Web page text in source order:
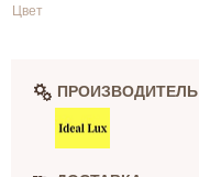
Цвет
ПРОИЗВОДИТЕЛЬ